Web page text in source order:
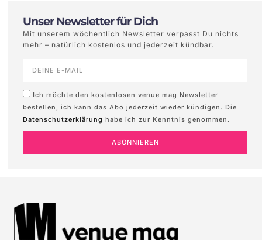
Unser Newsletter für Dich
Mit unserem wöchentlich Newsletter verpasst Du nichts
mehr – natürlich kostenlos und jederzeit kündbar.
Ich möchte den kostenlosen venue mag Newsletter
bestellen, ich kann das Abo jederzeit wieder kündigen. Die
Datenschutzerklärung habe ich zur Kenntnis genommen.
ABONNIEREN